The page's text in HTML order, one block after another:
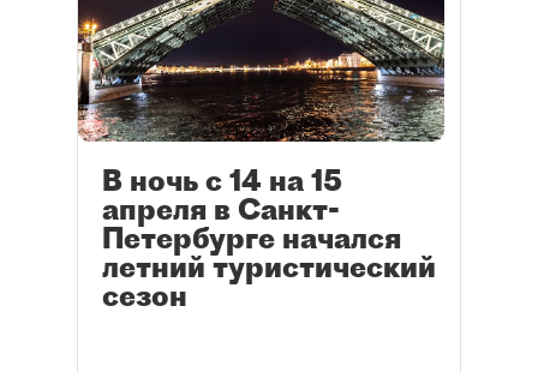
В ночь с 14 на 15
апреля в Санкт-
Петербурге начался
летний туристический
сезон